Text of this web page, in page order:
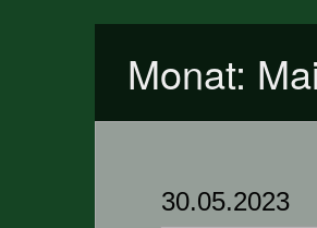
Monat:
30.05.2023